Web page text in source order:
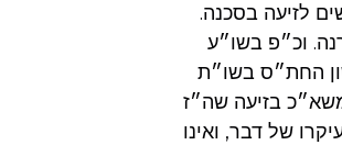
לזיעה בסכנה.
וכ״פ בשו״ע
החת״ס בשו״ת
בזיעה שה״ז
של דבר, ואינו